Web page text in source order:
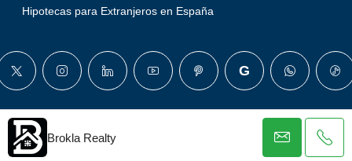
Brokla Realty
Hipotecas para Extranjeros en España
© Brokla - Todos los derechos reservados